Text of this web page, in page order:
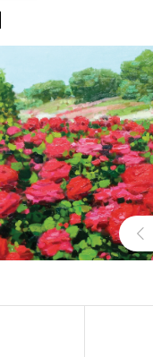
파티마병원 혈액종양내과 이선
검사의학과 리모델링 축복식 개
구파티마병원 방문
타키보청기 대구센터로부터 개
70주년 기념 및 제11회 생명